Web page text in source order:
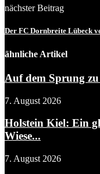
nächster Beitrag
Der FC Dornbreite Lübeck
ähnliche Artikel
Auf dem Sprung
7. August 2026
Holstein Kiel: Ein
Wiese...
7. August 2026